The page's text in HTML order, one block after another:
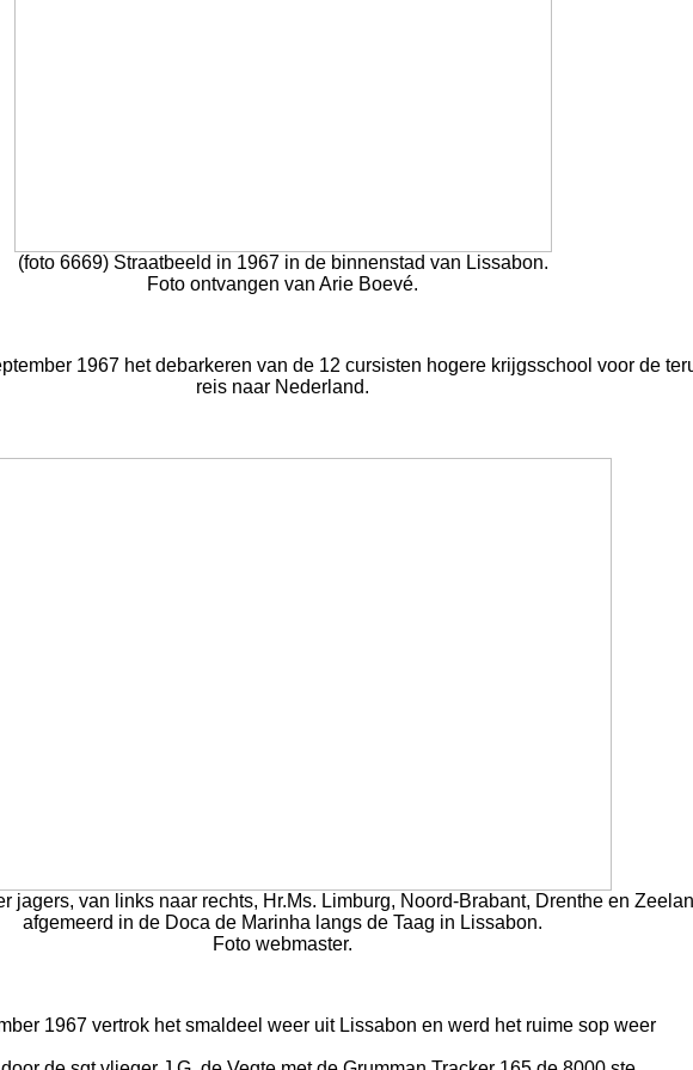
(foto 6669) Straatbeeld in 1967 in de binnenstad van Lissabon.
Foto ontvangen van Arie Boevé.
1967 het debarkeren van de 12 cursisten hogere krijgsschool voor de
reis naar Nederland.
jagers, van links naar rechts, Hr.Ms. Limburg, Noord-Brabant, Drenthe en
afgemeerd in de Doca de Marinha langs de Taag in Lissabon.
Foto webmaster.
1967 vertrok het smaldeel weer uit Lissabon en werd het ruime sop weer